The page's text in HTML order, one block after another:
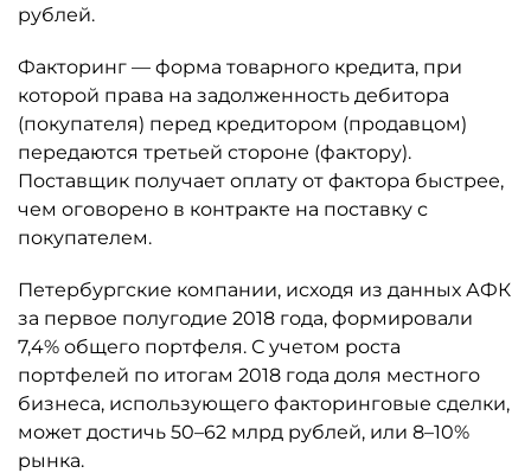
рублей.
Факторинг — форма товарного кредита, при
которой права на задолженность дебитора
(покупателя) перед кредитором (продавцом)
передаются третьей стороне (фактору).
Поставщик получает оплату от фактора быстрее,
чем оговорено в контракте на поставку с
покупателем.
Петербургские компании, исходя из данных АФК
за первое полугодие 2018 года, формировали
7,4% общего портфеля. С учетом роста
портфелей по итогам 2018 года доля местного
бизнеса, использующего факторинговые сделки,
может достичь 50–62 млрд рублей, или 8–10%
рынка.